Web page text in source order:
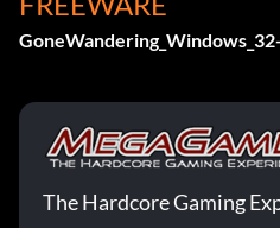
The Hardcore Gaming